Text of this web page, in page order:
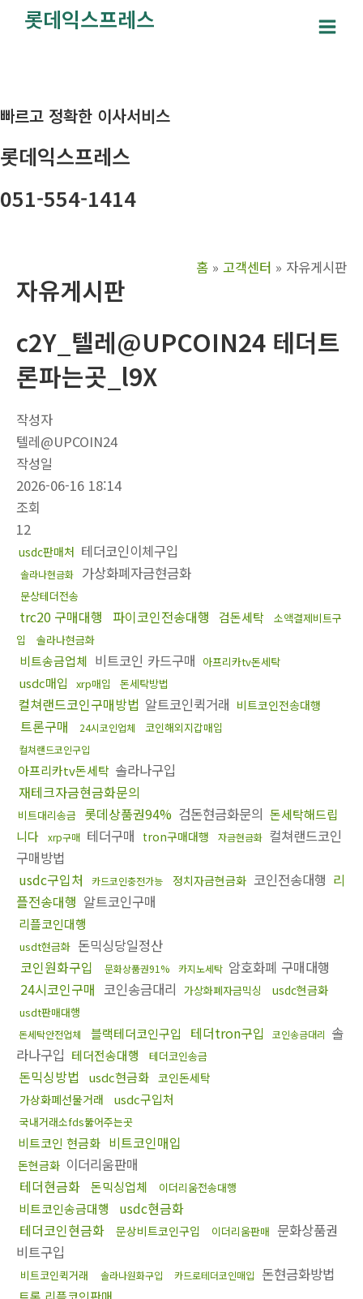
너
기
롯데익스프레스
Main
빠르고 정확한 이사서비스
롯데익스프레스
051-554-1414
홈 고객센터 자유게시판
자유게시판
c2Y_텔레@UPCOIN24 테더트
론파는곳_l9X
작성자
텔레@UPCOIN24
작성일
2026-06-16 18:14
조회
12
usdc판매처 테더코인이체구입
솔라나현금화 가상화폐자금현금화
문상테더전송
trc20 구매대행 파이코인전송대행 검돈세탁
소액결제비트구
입
솔라나현금화
비트송금업체 비트코인 카드구매 아프리카tv돈세탁
usdc매입 xrp매입 돈세탁방법
컬쳐랜드코인구매방법 알트코인퀵거래 비트코인전송대행
트론구매 24시코인업체 코인해외지갑매입
컬쳐랜드코인구입
아프리카tv돈세탁 솔라나구입
재테크자금현금화문의
비트대리송금 롯데상품권94% 검돈현금화문의 돈세탁해드립
니다
xrp구매 테더구매 tron구매대행 자금현금화 컬쳐랜드코인
구매방법
usdc구입처
카드코인충전가능 정치자금현금화 코인전송대행 리
플전송대행 알트코인구매
리플코인대행
usdt현금화 돈믹싱당일정산
코인원화구입
문화상품권91% 카지노세탁 암호화폐 구매대행
24시코인구매 코인송금대리 가상화폐자금믹싱 usdc현금화
usdt판매대행
돈세탁안전업체 블랙테더코인구입 테더tron구입 코인송금대리 솔
라나구입 테더전송대행 테더코인송금
돈믹싱방법 usdc현금화 코인돈세탁
가상화폐선물거래
usdc구입처
국내거래소fds뚫어주는곳
비트코인 현금화 비트코인매입
돈현금화 이더리움판매
테더현금화
돈믹싱업체 이더리움전송대행
비트코인송금대행
usdc현금화
테더코인현금화
문상비트코인구입 이더리움판매 문화상품권
비트구입
비트코인퀵거래 솔라나원화구입 카드로테더코인매입 돈현금화방법